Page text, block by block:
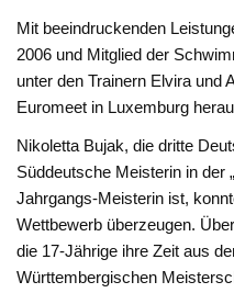
Mit beeindruckenden
2006 und Mitglied der
unter den Trainern Elvira und
Euromeet in Luxemburg
Nikoletta Bujak, die dritte
Süddeutsche Meisterin in der
Jahrgangs-Meisterin ist,
Wettbewerb überzeugen.
die 17-Jährige ihre Zeit aus
Württembergischen